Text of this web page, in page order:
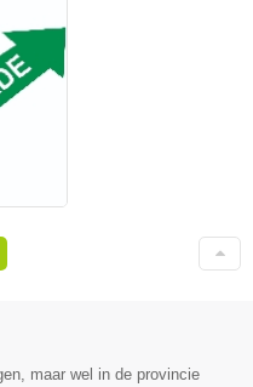
maar wel in de provincie